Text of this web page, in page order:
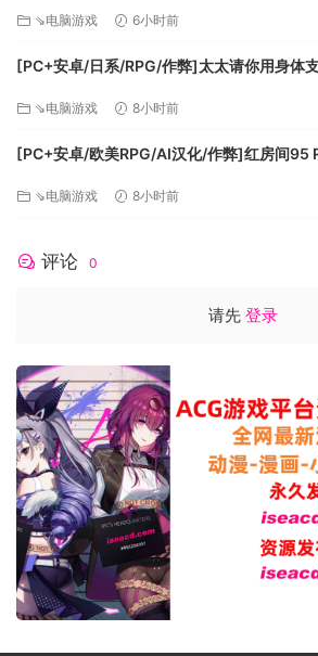
时间或者君主代数控制比赛持续时长。
⇘电脑游戏 6小时前
[PC+安卓/日系/RPG/作弊]太太请你用身体
⇘电脑游戏 8小时前
[PC+安卓/欧美RPG/AI汉化/作弊]红房间95
⇘电脑游戏 8小时前
评论 0
请先 登录